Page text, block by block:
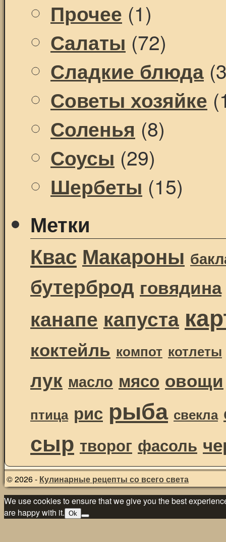
Прочее (1)
Салаты (72)
Сладкие блюда
Советы хозяйке
Соленья (8)
Соусы (29)
Шербеты (15)
Метки
Квас Макароны
бутерброд говядина
канапе капуста
коктейль компот котлеты
лук масло мясо овощи
птица рис рыба свекла
сыр творог фасоль
© 2026 - Кулинарные рецепты со всего света
We use cookies to ensure that we give you the best
are happy with it. Ok